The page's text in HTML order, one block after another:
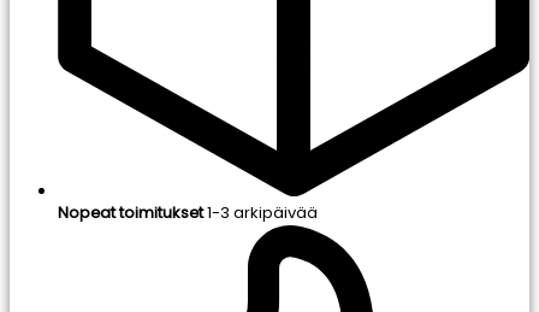
Nopeat toimitukset1-3 arkipäivää